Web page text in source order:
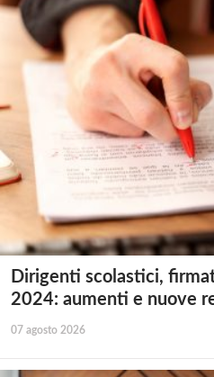
Dirigenti scolastici,
2024: aumenti e nuove
07 agosto 2026